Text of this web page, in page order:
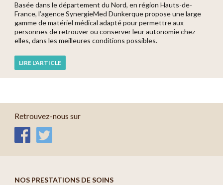
Basée dans le département du Nord, en région Hauts-de-
France, l’agence SynergieMed Dunkerque propose une large
gamme de matériel médical adapté pour permettre aux
personnes de retrouver ou conserver leur autonomie chez
elles, dans les meilleures conditions possibles.
LIRE L'ARTICLE
Retrouvez-nous sur
NOS PRESTATIONS DE SOINS